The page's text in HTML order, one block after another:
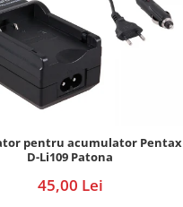
pentru acumulator Pentax
D-Li109 Patona
45,00 Lei